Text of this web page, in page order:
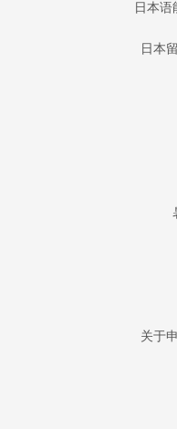
日本语
日本
关于